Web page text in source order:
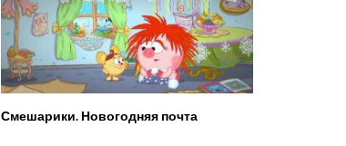
Смешарики. Новогодняя почта